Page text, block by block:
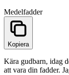
Medelfadder
Kopiera
Kära gudbarn, idag
att vara din fadder.